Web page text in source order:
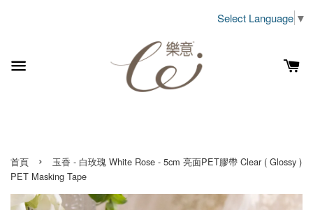
Select Language ▼
首頁 ›
玉香 - 白玫瑰 White Rose - 5cm 亮面PET膠帶 Clear ( Glossy )
PET Masking Tape